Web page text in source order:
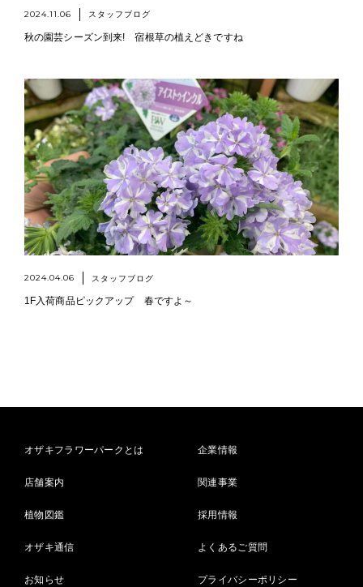
2024.11.06 スタッフブログ
秋の園芸シーズン到来! 宿根草の植えどきですね
2024.04.06 スタッフブログ
1F入荷商品ピックアップ 春ですよ～
オザキフラワーパークとは
店舗案内
植物図鑑
オザキ通信
お知らせ
企業情報
関連事業
採用情報
よくあるご質問
プライバシーポリシー